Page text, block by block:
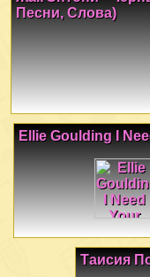
Песни, Слова)
Ellie Goulding I
Таисия